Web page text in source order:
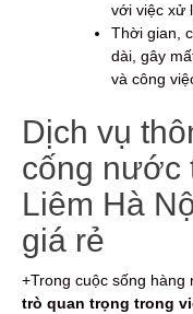
với việc xử
Thời gian,
dài, gây
và công
Dịch vụ
cống nước
Liêm Hà
giá rẻ
+Trong cuộc sống hàng
trò quan trọng trong